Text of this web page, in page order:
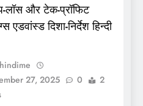
लॉस और टेक-प्रॉफिट
एडवांस्ड दिशा-निर्देश हिन्दी
27, 2025
0
2